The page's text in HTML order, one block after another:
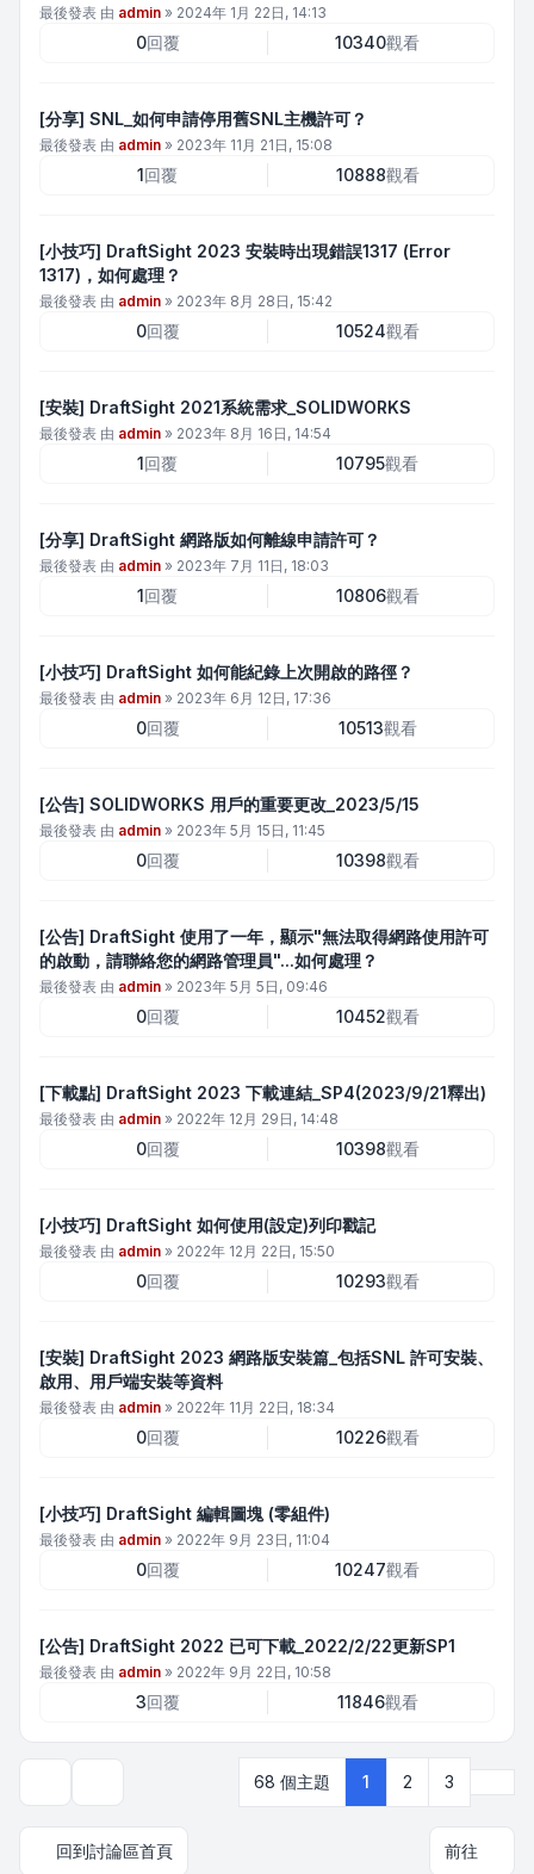
最後發表 由 admin » 2024年 1月 22日, 14:13
0回覆 10340觀看
[分享] SNL_如何申請停用舊SNL主機許可？
最後發表 由 admin » 2023年 11月 21日, 15:08
1回覆 10888觀看
[小技巧] DraftSight 2023 安裝時出現錯誤1317 (Error
1317)，如何處理？
最後發表 由 admin » 2023年 8月 28日, 15:42
0回覆 10524觀看
[安裝] DraftSight 2021系統需求_SOLIDWORKS
最後發表 由 admin » 2023年 8月 16日, 14:54
1回覆 10795觀看
[分享] DraftSight 網路版如何離線申請許可？
最後發表 由 admin » 2023年 7月 11日, 18:03
1回覆 10806觀看
[小技巧] DraftSight 如何能紀錄上次開啟的路徑？
最後發表 由 admin » 2023年 6月 12日, 17:36
0回覆 10513觀看
[公告] SOLIDWORKS 用戶的重要更改_2023/5/15
最後發表 由 admin » 2023年 5月 15日, 11:45
0回覆 10398觀看
[公告] DraftSight 使用了一年，顯示"無法取得網路使用許可
的啟動，請聯絡您的網路管理員"...如何處理？
最後發表 由 admin » 2023年 5月 5日, 09:46
0回覆 10452觀看
[下載點] DraftSight 2023 下載連結_SP4(2023/9/21釋出)
最後發表 由 admin » 2022年 12月 29日, 14:48
0回覆 10398觀看
[小技巧] DraftSight 如何使用(設定)列印戳記
最後發表 由 admin » 2022年 12月 22日, 15:50
0回覆 10293觀看
[安裝] DraftSight 2023 網路版安裝篇_包括SNL 許可安裝、
啟用、用戶端安裝等資料
最後發表 由 admin » 2022年 11月 22日, 18:34
0回覆 10226觀看
[小技巧] DraftSight 編輯圖塊 (零組件)
最後發表 由 admin » 2022年 9月 23日, 11:04
0回覆 10247觀看
[公告] DraftSight 2022 已可下載_2022/2/22更新SP1
最後發表 由 admin » 2022年 9月 22日, 10:58
3回覆 11846觀看
68 個主題 1 2 3
回到討論區首頁 前往